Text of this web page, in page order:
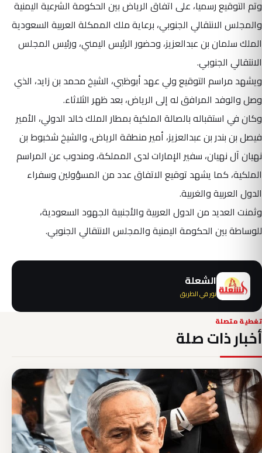
وتم التوقيع رسميا، على اتفاق الرياض بين الحكومة الشرعية اليمنية
والمجلس الانتقالي الجنوبي، برعاية ملك الممكلة العربية السعودية
الملك سلمان بن عبدالعزيز، وحضور الرئيس اليمني، ورئيس المجلس
الانتقالي الجنوبي.
ويشهد مراسم التوقيع ولي عهد أبوظبي، الشيخ محمد بن زايد، الذي
وصل والوفد المرافق له إلى الرياض، بعد ظهر الثلاثاء.
وكان في استقباله بالصالة الملكية بمطار الملك خالد الدولي، الأمير
فيصل بن بندر بن عبدالعزيز، أمير منطقة الرياض، والشيخ شخبوط بن
نهيان آل نهيان، سفير الإمارات لدى المملكة، ومندوب عن المراسم
الملكية، كما يشهد توقيع الاتفاق عدد من المسؤولين وسفراء
الدول العربية والغربية.
وثمنت العديد من الدول العربية والأجنبية الجهود السعودية،
للوساطة بين الحكومة اليمنية والمجلس الانتقالي الجنوبي.
الشعلة
نور في الطريق
تغطية متصلة
أخبار ذات صلة